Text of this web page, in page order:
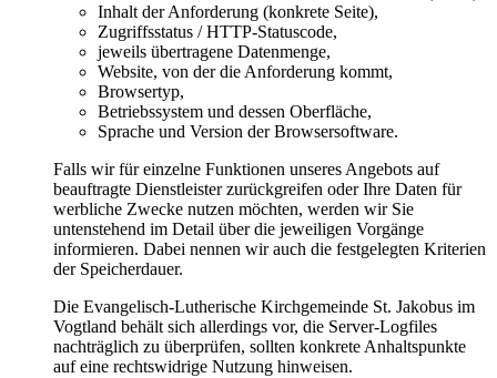
Inhalt der Anforderung (konkrete Seite),
Zugriffsstatus / HTTP-Statuscode,
jeweils übertragene Datenmenge,
Website, von der die Anforderung kommt,
Browsertyp,
Betriebssystem und dessen Oberfläche,
Sprache und Version der Browsersoftware.
Falls wir für einzelne Funktionen unseres Angebots auf
beauftragte Dienstleister zurückgreifen oder Ihre Daten für
werbliche Zwecke nutzen möchten, werden wir Sie
untenstehend im Detail über die jeweiligen Vorgänge
informieren. Dabei nennen wir auch die festgelegten Kriterien
der Speicherdauer.
Die Evangelisch-Lutherische Kirchgemeinde St. Jakobus im
Vogtland behält sich allerdings vor, die Server-Logfiles
nachträglich zu überprüfen, sollten konkrete Anhaltspunkte
auf eine rechtswidrige Nutzung hinweisen.